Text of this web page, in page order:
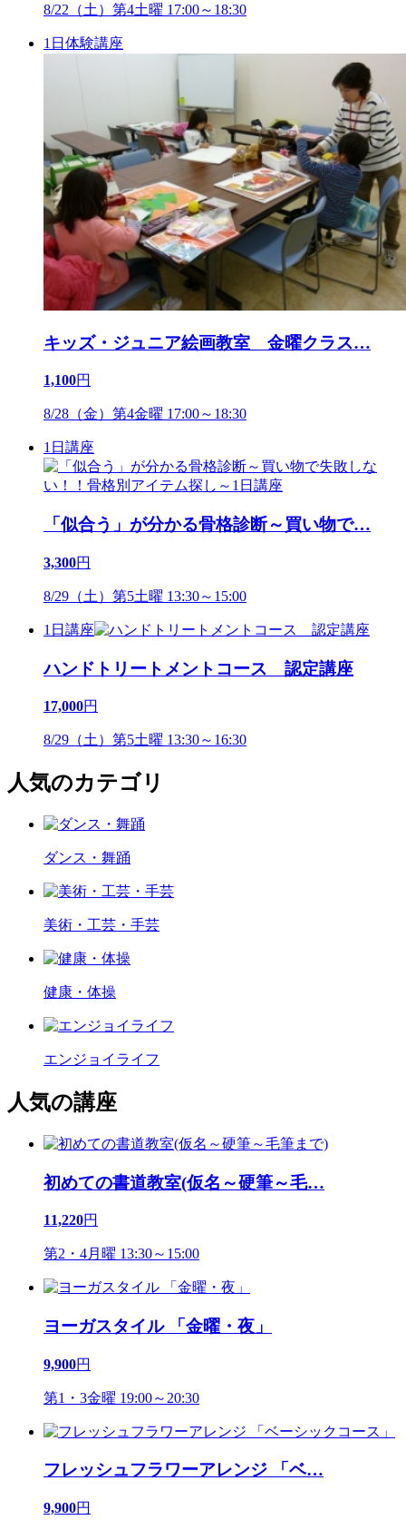
8/22（土）第4土曜 17:00～18:30
1日体験講座
キッズ・ジュニア絵画教室 金曜クラス…
1,100円
8/28（金）第4金曜 17:00～18:30
1日講座
「似合う」が分かる骨格診断～買い物で…
3,300円
8/29（土）第5土曜 13:30～15:00
1日講座
ハンドトリートメントコース 認定講座
17,000円
8/29（土）第5土曜 13:30～16:30
人気のカテゴリ
ダンス・舞踊
美術・工芸・手芸
健康・体操
エンジョイライフ
人気の講座
初めての書道教室(仮名～硬筆～毛…
11,220円
第2・4月曜 13:30～15:00
ヨーガスタイル 「金曜・夜」
9,900円
第1・3金曜 19:00～20:30
フレッシュフラワーアレンジ 「ベ…
9,900円